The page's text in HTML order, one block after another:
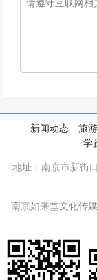
新闻动态 旅
学
地址：南京市新街
南京如来堂文化传